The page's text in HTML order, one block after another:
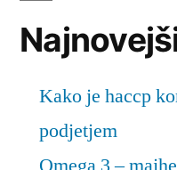
Kako je haccp
podjetjem